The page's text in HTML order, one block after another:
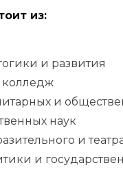
из:
и развития
и
наук
и
и